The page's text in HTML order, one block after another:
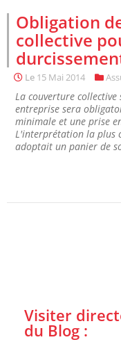
Obligation
collective
Le 15 Mai 2014
La couverture
entreprise sera
minimale et une prise
L'interprétation la plus
adoptait un panier de
Visiter
du Blog :